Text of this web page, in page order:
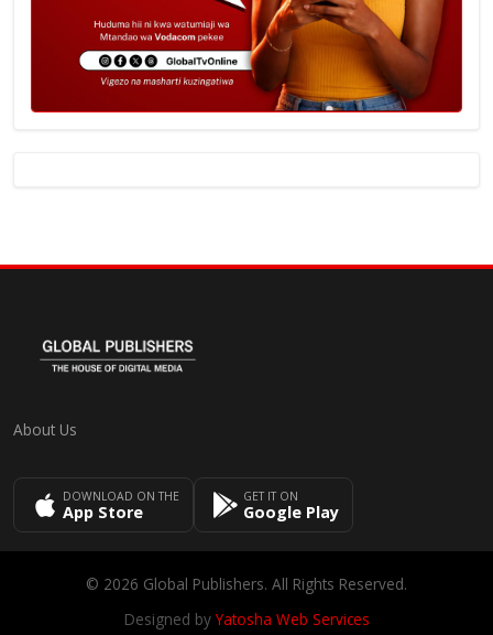
About Us
DOWNLOAD ON THE
App Store
GET IT ON
Google Play
© 2026 Global Publishers. All Rights Reserved.
Designed byYatosha Web Services